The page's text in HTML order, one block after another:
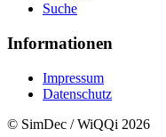
Suche
Informationen
Impressum
Datenschutz
© SimDec / WiQQi 2026